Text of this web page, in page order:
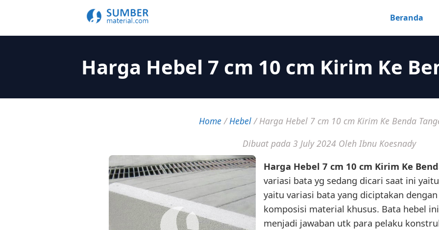
Beranda
Harga Hebel 7 cm 10 cm Kirim Ke
Home/Hebel/Harga Hebel 7 cm 10 cm Kirim Ke Benda
Dibuat pada 3 July 2024 Oleh Ibnu Koesnady
Harga Hebel 7 cm 10 cm Kirim Ke
variasi bata yg sedang dicari saat ini
yaitu variasi bata yang diciptakan
komposisi material khusus. Bata hebel
menjadi jawaban utk para pelaku